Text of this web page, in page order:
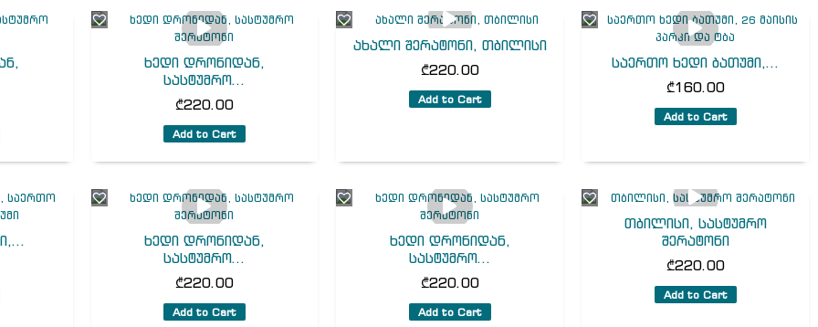
ხედი დრონიდან,
სასტუმრო...
₾220.00
Add to Cart
ახალი შერატონი, თბილისი
₾220.00
Add to Cart
საერთო ხედი ბათუმი,...
₾160.00
Add to Cart
ხედი დრონიდან,
სასტუმრო...
₾220.00
Add to Cart
ხედი დრონიდან,
სასტუმრო...
₾220.00
Add to Cart
თბილისი, სასტუმრო
შერატონი
₾220.00
Add to Cart